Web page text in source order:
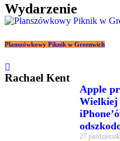
Wydarzenie
Planszówkowy Piknik w Greenwich
Rachael Kent
Apple
Wielkiej
27